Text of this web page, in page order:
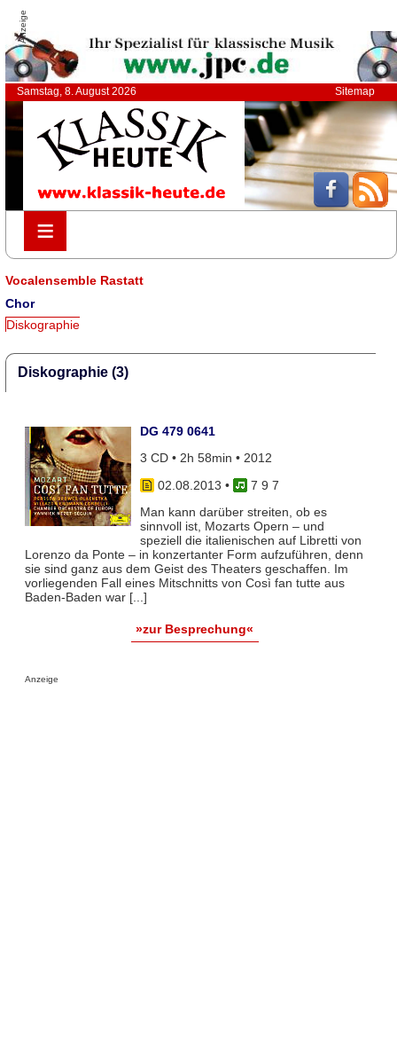
Anzeige
Samstag, 8. August 2026 Sitemap
≡
≡
Vocalensemble Rastatt
Chor
Diskographie
Diskographie (3)
DG 479 0641
3 CD • 2h 58min • 2012
02.08.2013 •
7 9 7
Man kann darüber streiten, ob es
sinnvoll ist, Mozarts Opern – und
speziell die italienischen auf Libretti von
Lorenzo da Ponte – in konzertanter Form aufzuführen, denn
sie sind ganz aus dem Geist des Theaters geschaffen. Im
vorliegenden Fall eines Mitschnitts von Così fan tutte aus
Baden-Baden war [...]
»zur Besprechung«
Anzeige